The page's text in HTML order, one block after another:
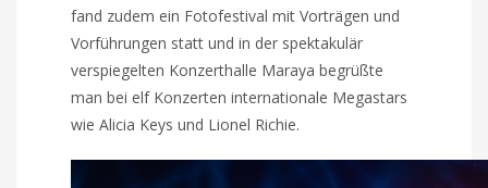
fand zudem ein Fotofestival mit Vorträgen und
Vorführungen statt und in der spektakulär
verspiegelten Konzerthalle Maraya begrüßte
man bei elf Konzerten internationale Megastars
wie Alicia Keys und Lionel Richie.